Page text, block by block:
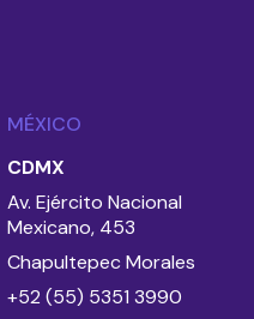
MÉXICO
CDMX
Av. Ejército Nacional
Mexicano, 453
Chapultepec Morales
+52 (55) 5351 3990